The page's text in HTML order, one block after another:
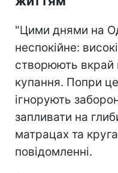
"Цими днями на
неспокійне:
створюють вкрай
купання. Попри
ігнорують
запливати на
матрацах та
повідомленні.